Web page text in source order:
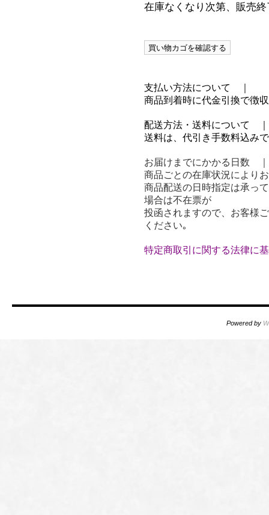
在庫なくなり次第、販売
支払い方法について ｜
商品到着時に代金引換で徴
配送方法・送料について ｜
送料は、代引き手数料込み
お届けまでにかかる日数 ｜
商品ごとの在庫状況により
商品配送の日時指定は承っ
場合は不在票が
投函されますので、お客様
ください｡
特定商取引に関する法律に
Powered by